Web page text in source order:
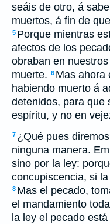
seáis de otro, á
muertos, á fin de
5 Porque mientras
afectos de los
obraban en
muerte. 6 Mas ahora
habiendo muerto á
detenidos, para que
espíritu, y no en
7 ¿Qué pues
ninguna manera.
sino por la ley:
concupiscencia, si
8 Mas el pecado,
el mandamiento
la ley el pecado